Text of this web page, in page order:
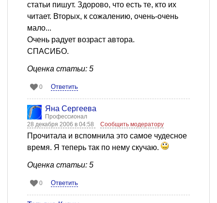
статьи пишут. Здорово, что есть те, кто их
читает. Вторых, к сожалению, очень-очень
мало...
Очень радует возраст автора.
СПАСИБО.
Оценка статьи: 5
0 Ответить
Яна Сергеева
Профессионал
28 декабря 2006 в 04:58
Сообщить модератору
Прочитала и вспомнила это самое чудесное
время. Я теперь так по нему скучаю.
Оценка статьи: 5
0 Ответить